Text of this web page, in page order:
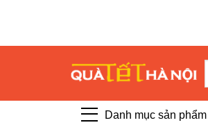
Danh mục sản phẩm